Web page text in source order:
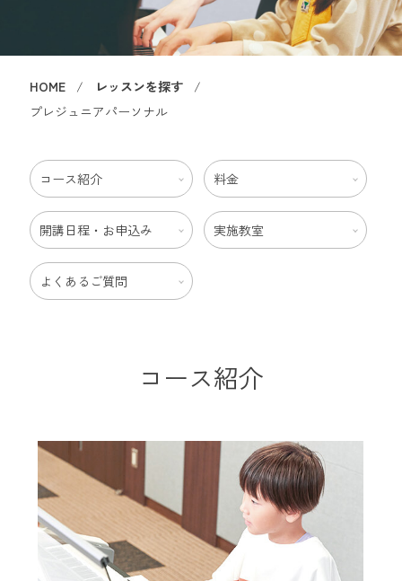
HOME
レッスンを探す
プレジュニアパーソナル
コース紹介 料金
開講日程・お申込み 実施教室
よくあるご質問
コース紹介